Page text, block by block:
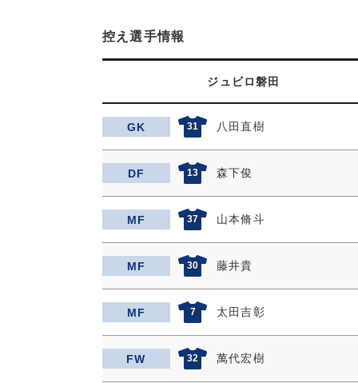
控え選手情報
ジュビロ磐田
GK 31 八田直樹
DF 13 森下俊
MF 37 山本脩斗
MF 30 藤井貴
MF 7 太田吉彰
FW 32 萬代宏樹